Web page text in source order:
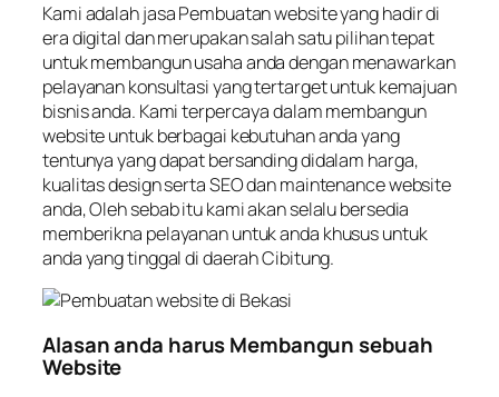
Kami adalah jasa Pembuatan website yang hadir di
era digital dan merupakan salah satu pilihan tepat
untuk membangun usaha anda dengan menawarkan
pelayanan konsultasi yang tertarget untuk kemajuan
bisnis anda. Kami terpercaya dalam membangun
website untuk berbagai kebutuhan anda yang
tentunya yang dapat bersanding didalam harga,
kualitas design serta SEO dan maintenance website
anda, Oleh sebab itu kami akan selalu bersedia
memberikna pelayanan untuk anda khusus untuk
anda yang tinggal di daerah Cibitung.
Alasan anda harus Membangun sebuah
Website